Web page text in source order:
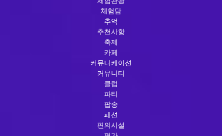
체험담
추억
추천사항
축제
카페
커뮤니케이션
커뮤니티
클럽
파티
팝송
패션
편의시설